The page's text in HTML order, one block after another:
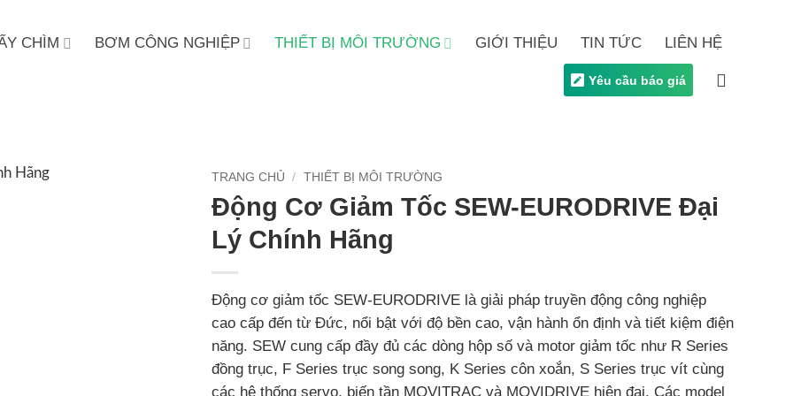
CHÌM BƠM CÔNG NGHIỆP THIẾT BỊ MÔI TRƯỜNG GIỚI THIỆU TIN TỨC LIÊN HỆ
Yêu cầu báo giá
TRANG CHỦ / THIẾT BỊ MÔI TRƯỜNG
Động Cơ Giảm Tốc SEW-EURODRIVE Đại
Lý Chính Hãng
Động cơ giảm tốc SEW-EURODRIVE là giải pháp truyền động công nghiệp
cao cấp đến từ Đức, nổi bật với độ bền cao, vận hành ổn định và tiết kiệm điện
năng. SEW cung cấp đầy đủ các dòng hộp số và motor giảm tốc như R Series
đồng trục, F Series trục song song, K Series côn xoắn, S Series trục vít cùng
các hệ thống servo, biến tần MOVITRAC và MOVIDRIVE hiện đại. Các model